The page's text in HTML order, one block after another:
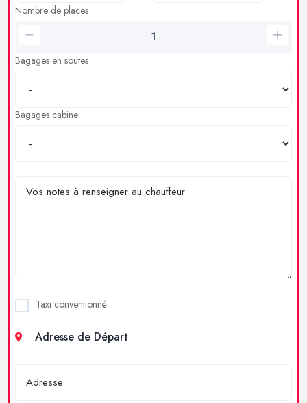
Nombre de places
Bagages en soutes
Bagages cabine
Taxi conventionné
Adresse de Départ